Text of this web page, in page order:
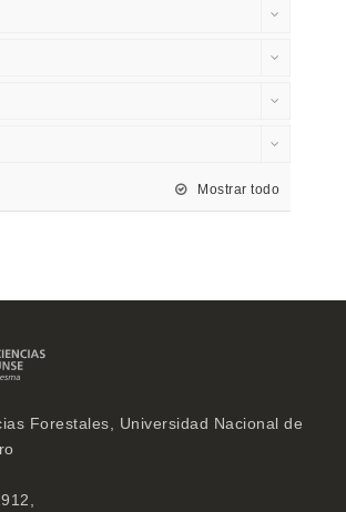
Mostrar todo
Forestales, Universidad Nacional de